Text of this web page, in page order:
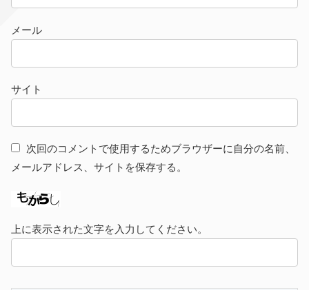
メール
サイト
次回のコメントで使用するためブラウザーに自分の名前、
メールアドレス、サイトを保存する。
上に表示された文字を入力してください。